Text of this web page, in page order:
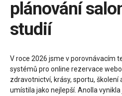
plánování
studií
V roce 2026 jsme v porovnávacím
systémů pro online rezervace
zdravotnictví, krásy, sportu, školení
umístila jako nejlepší. Anolla